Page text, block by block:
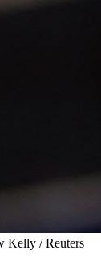
Kelly / Reuters